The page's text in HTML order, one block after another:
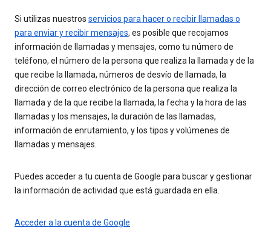
Si utilizas nuestros servicios para hacer o recibir llamadas o
para enviar y recibir mensajes, es posible que recojamos
información de llamadas y mensajes, como tu número de
teléfono, el número de la persona que realiza la llamada y de la
que recibe la llamada, números de desvío de llamada, la
dirección de correo electrónico de la persona que realiza la
llamada y de la que recibe la llamada, la fecha y la hora de las
llamadas y los mensajes, la duración de las llamadas,
información de enrutamiento, y los tipos y volúmenes de
llamadas y mensajes.
Puedes acceder a tu cuenta de Google para buscar y gestionar
la información de actividad que está guardada en ella.
Acceder a la cuenta de Google